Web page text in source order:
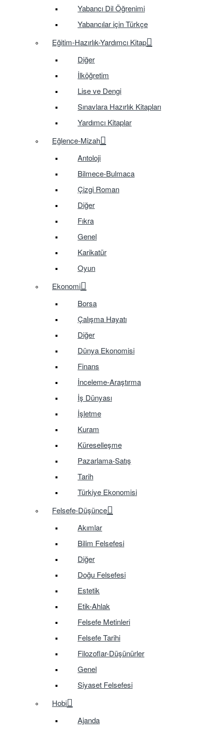
Yabancı Dil Öğrenimi
Yabancılar için Türkçe
Eğitim-Hazırlık-Yardımcı Kitap
Diğer
İlköğretim
Lise ve Dengi
Sınavlara Hazırlık Kitapları
Yardımcı Kitaplar
Eğlence-Mizah
Antoloji
Bilmece-Bulmaca
Çizgi Roman
Diğer
Fıkra
Genel
Karikatür
Oyun
Ekonomi
Borsa
Çalışma Hayatı
Diğer
Dünya Ekonomisi
Finans
İnceleme-Araştırma
İş Dünyası
İşletme
Kuram
Küreselleşme
Pazarlama-Satış
Tarih
Türkiye Ekonomisi
Felsefe-Düşünce
Akımlar
Bilim Felsefesi
Diğer
Doğu Felsefesi
Estetik
Etik-Ahlak
Felsefe Metinleri
Felsefe Tarihi
Filozoflar-Düşünürler
Genel
Siyaset Felsefesi
Hobi
Ajanda